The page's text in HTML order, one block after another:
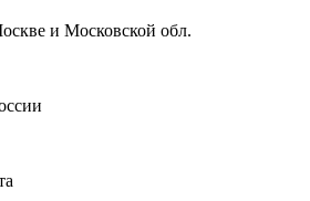
и Московской обл.